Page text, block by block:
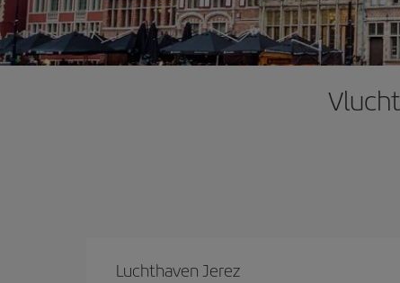
Luchthaven Jerez